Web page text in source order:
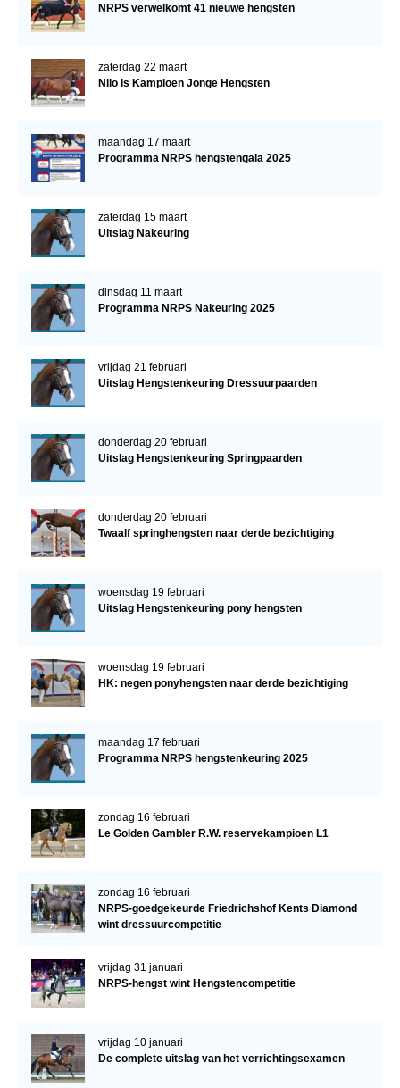
NRPS verwelkomt 41 nieuwe hengsten
zaterdag 22 maart
Nilo is Kampioen Jonge Hengsten
maandag 17 maart
Programma NRPS hengstengala 2025
zaterdag 15 maart
Uitslag Nakeuring
dinsdag 11 maart
Programma NRPS Nakeuring 2025
vrijdag 21 februari
Uitslag Hengstenkeuring Dressuurpaarden
donderdag 20 februari
Uitslag Hengstenkeuring Springpaarden
donderdag 20 februari
Twaalf springhengsten naar derde bezichtiging
woensdag 19 februari
Uitslag Hengstenkeuring pony hengsten
woensdag 19 februari
HK: negen ponyhengsten naar derde bezichtiging
maandag 17 februari
Programma NRPS hengstenkeuring 2025
zondag 16 februari
Le Golden Gambler R.W. reservekampioen L1
zondag 16 februari
NRPS-goedgekeurde Friedrichshof Kents Diamond
wint dressuurcompetitie
vrijdag 31 januari
NRPS-hengst wint Hengstencompetitie
vrijdag 10 januari
De complete uitslag van het verrichtingsexamen